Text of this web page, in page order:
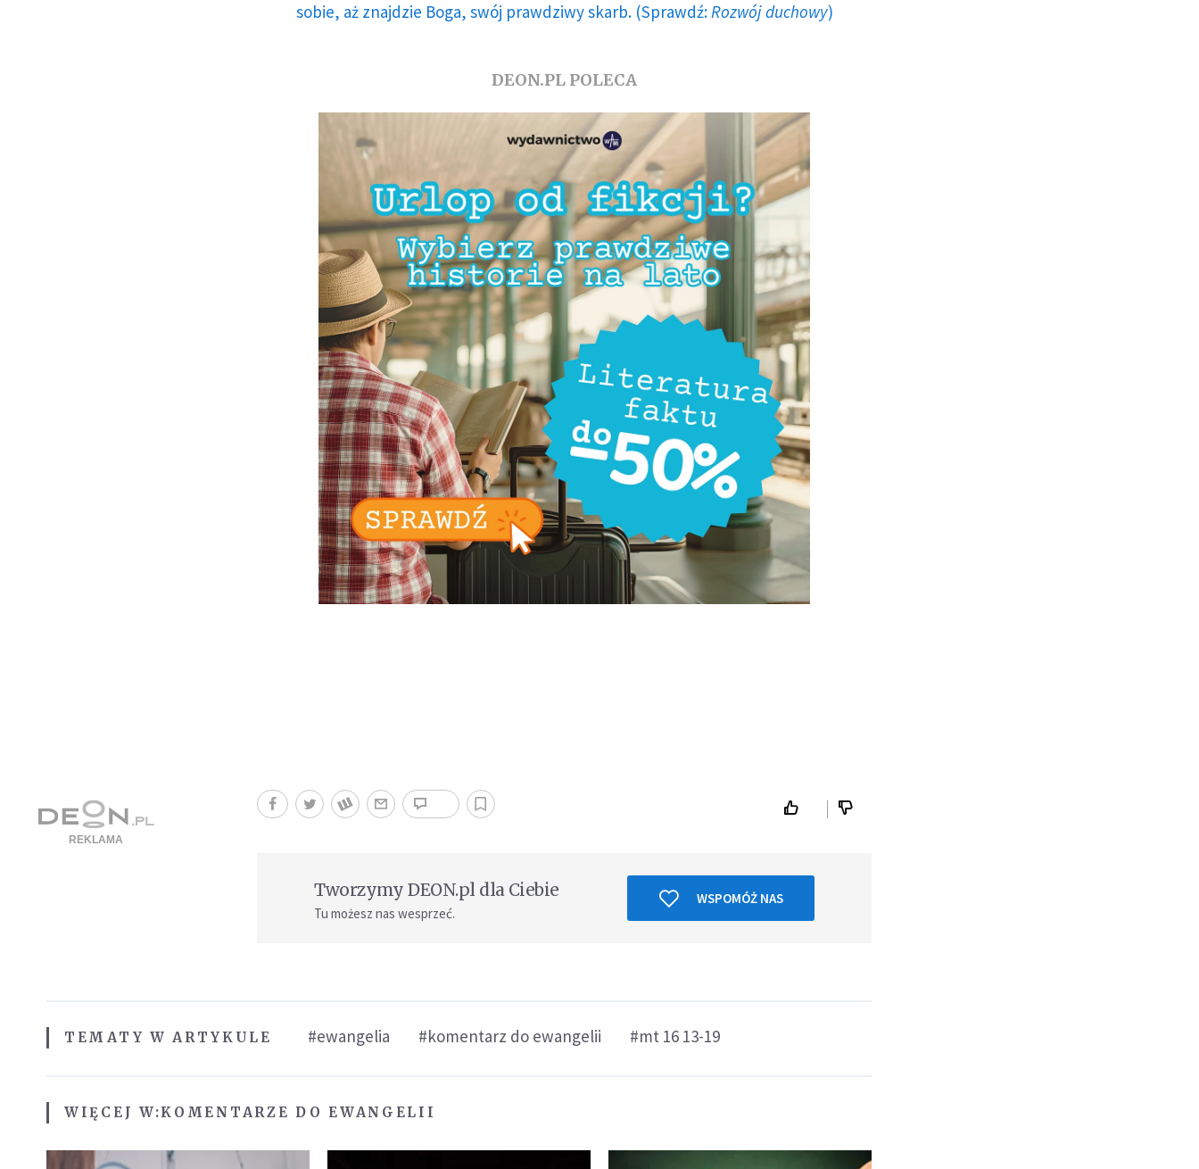
sobie, aż znajdzie Boga, swój prawdziwy skarb. (Sprawdź:Rozwój duchowy)
DEON.PL POLECA
Tworzymy DEON.pl dla Ciebie
Tu możesz nas wesprzeć.
WSPOMÓŻ NAS
TEMATY W ARTYKULE #ewangelia #komentarz do ewangelii #mt 16 13-19
WIĘCEJ W:KOMENTARZE DO EWANGELII